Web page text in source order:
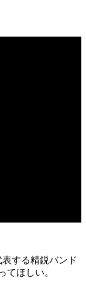
する精鋭バンド
ほしい。